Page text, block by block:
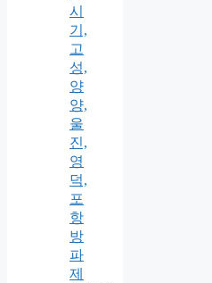
시
기,
고
성,
양
양,
울
진,
영
덕,
포
항
방
파
제